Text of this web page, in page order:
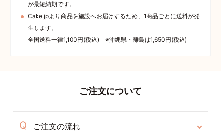
が最短納期です。
Cake.jpより商品を施設へお届けするため、1商品ごとに送料が発
生します。
全国送料一律1,100円(税込) ※沖縄県・離島は1,650円(税込)
ご注文について
ご注文の流れ